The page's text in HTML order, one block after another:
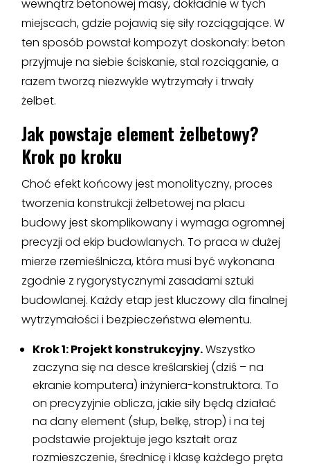
wewnątrz betonowej masy, dokładnie w tych
miejscach, gdzie pojawią się siły rozciągające. W
ten sposób powstał kompozyt doskonały: beton
przyjmuje na siebie ściskanie, stal rozciąganie, a
razem tworzą niezwykle wytrzymały i trwały
żelbet.
Jak powstaje element żelbetowy?
Krok po kroku
Choć efekt końcowy jest monolityczny, proces
tworzenia konstrukcji żelbetowej na placu
budowy jest skomplikowany i wymaga ogromnej
precyzji od ekip budowlanych. To praca w dużej
mierze rzemieślnicza, która musi być wykonana
zgodnie z rygorystycznymi zasadami sztuki
budowlanej. Każdy etap jest kluczowy dla finalnej
wytrzymałości i bezpieczeństwa elementu.
Krok 1: Projekt konstrukcyjny.Wszystko
zaczyna się na desce kreślarskiej (dziś – na
ekranie komputera) inżyniera-konstruktora. To
on precyzyjnie oblicza, jakie siły będą działać
na dany element (słup, belkę, strop) i na tej
podstawie projektuje jego kształt oraz
rozmieszczenie, średnicę i klasę każdego pręta